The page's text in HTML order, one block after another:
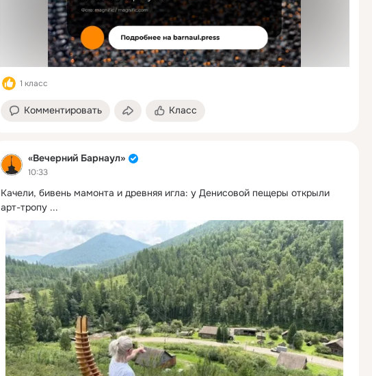
1 класс
Комментировать Класс
«Вечерний Барнаул»
10:33
Качели, бивень мамонта и древняя игла: у Денисовой пещеры открыли
арт-тропу ...